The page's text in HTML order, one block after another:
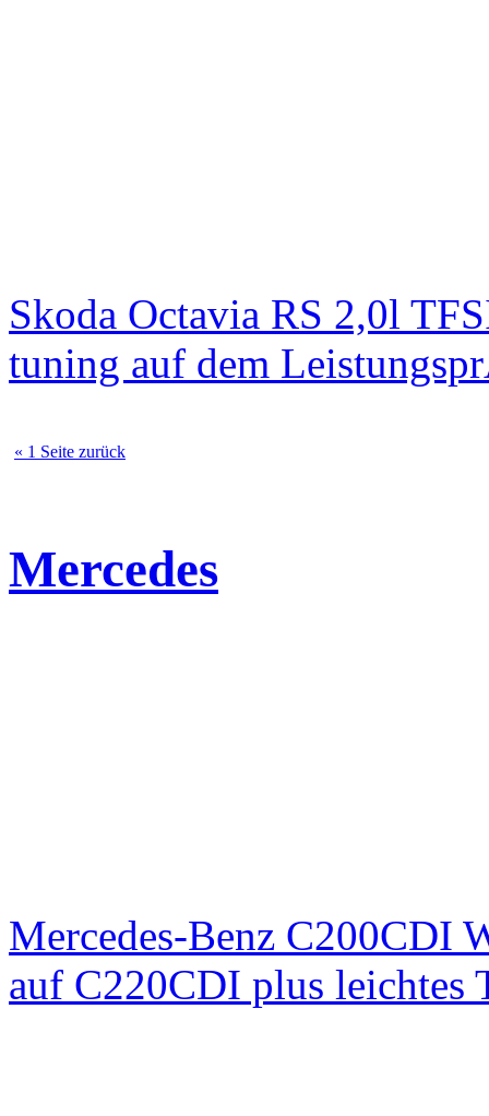
Skoda Octavia RS 2,0l
tuning auf dem
« 1 Seite zurück
Mercedes
Mercedes-Benz C200CDI
auf C220CDI plus